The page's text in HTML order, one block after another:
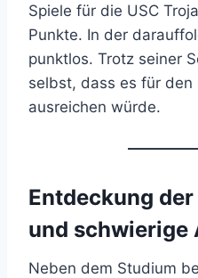
Spiele für die USC
Punkte. In der
punktlos. Trotz seiner
selbst, dass es für
ausreichen würde.
Entdeckung
und schwierige
Neben dem Studium